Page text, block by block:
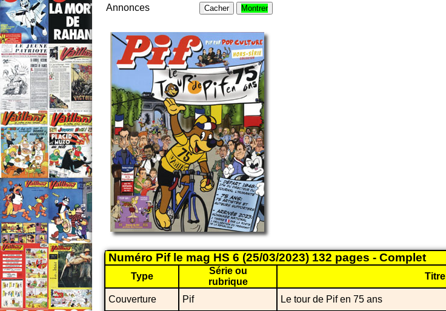
Annonces Cacher Montrer
Numéro Pif le mag HS 6 (25/03/2023) 132 pages - Complet
Type
Série ou
rubrique
Titre
Couverture Pif Le tour de Pif en 75 ans